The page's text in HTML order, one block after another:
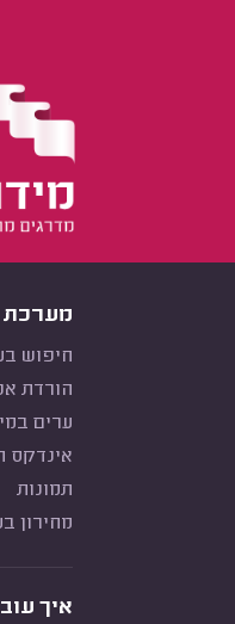
מערכת
חיפוש
הורדת
ערים
אינדקס
תמונות
מחירון
איך